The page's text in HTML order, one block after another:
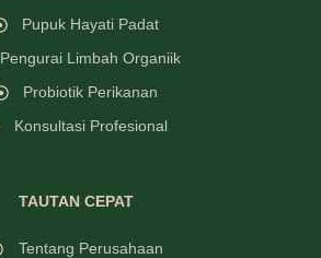
Pupuk Hayati Padat
Pengurai Limbah Organiik
Probiotik Perikanan
Konsultasi Profesional
TAUTAN CEPAT
Tentang Perusahaan